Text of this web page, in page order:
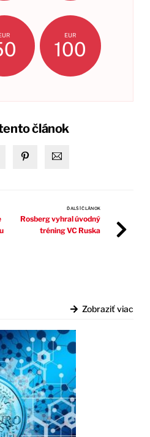
EUR
100
článok
ĎALŠÍ ČLÁNOK
Rosberg vyhral úvodný
tréning VC Ruska
Zobraziť viac